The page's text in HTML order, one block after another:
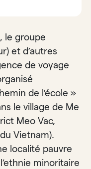
le groupe
et d’autres
de voyage
de l’école »
le village de Me
Meo Vac,
Vietnam).
localité pauvre
minoritaire